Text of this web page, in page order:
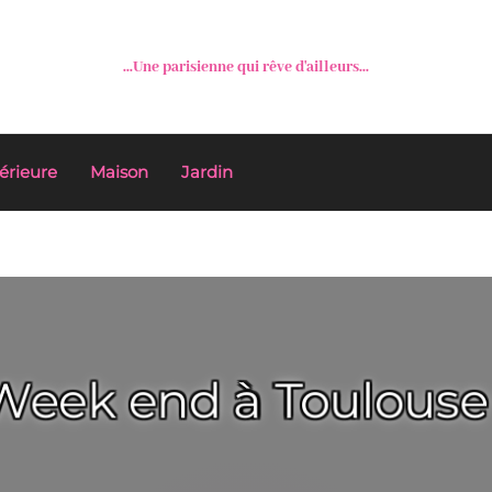
...Une parisienne qui rêve d'ailleurs...
Maison Jardin
end à Toulouse